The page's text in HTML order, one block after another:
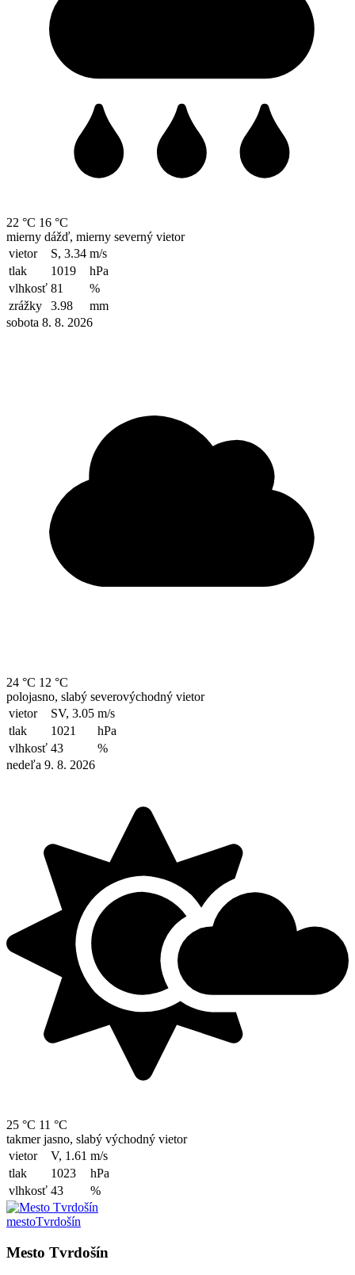
22 °C 16 °C
mierny dážď, mierny severný vietor
vietor
S, 3.34 m/s
tlak
1019
hPa
vlhkosť 81
%
zrážky
3.98
mm
sobota 8. 8. 2026
24 °C 12 °C
polojasno, slabý severovýchodný vietor
vietor
SV, 3.05 m/s
tlak
1021
hPa
vlhkosť 43
%
nedeľa 9. 8. 2026
25 °C 11 °C
takmer jasno, slabý východný vietor
vietor
V, 1.61 m/s
tlak
1023
hPa
vlhkosť 43 %
mestoTvrdošín
Mesto Tvrdošín